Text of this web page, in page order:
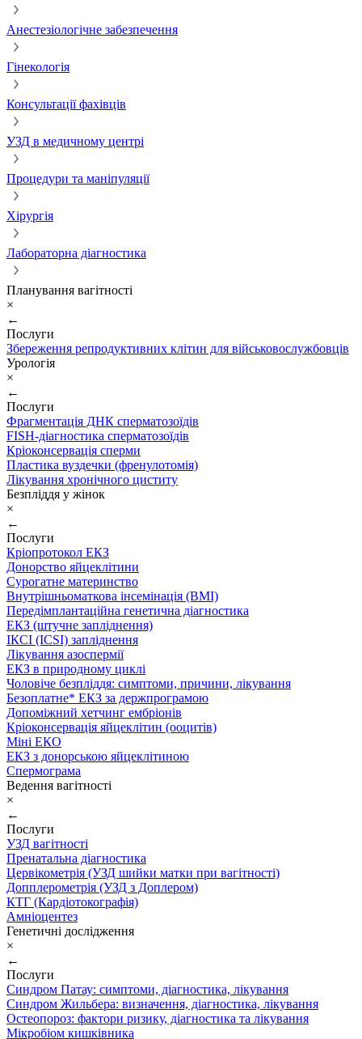
Анестезіологічне забезпечення
Гінекологія
Консультації фахівців
УЗД в медичному центрі
Процедури та маніпуляції
Хірургія
Лабораторна діагностика
Планування вагітності
×
←
Послуги
Збереження репродуктивних клітин для військовослужбовців
Урологія
×
←
Послуги
Фрагментація ДНК сперматозоїдів
FISH-діагностика сперматозоїдів
Кріоконсервація сперми
Пластика вуздечки (френулотомія)
Лікування хронічного циститу
Безпліддя у жінок
×
←
Послуги
Кріопротокол ЕКЗ
Донорство яйцеклітини
Сурогатне материнство
Внутрішньоматкова інсемінація (ВМІ)
Передімплантаційна генетична діагностика
ЕКЗ (штучне запліднення)
ІКСІ (ICSI) запліднення
Лікування азоспермії
ЕКЗ в природному циклі
Чоловіче безпліддя: симптоми, причини, лікування
Безоплатне* ЕКЗ за держпрограмою
Допоміжний хетчинг ембріонів
Кріоконсервація яйцеклітин (ооцитів)
Міні ЕКО
ЕКЗ з донорською яйцеклітиною
Спермограма
Ведення вагітності
×
←
Послуги
УЗД вагітності
Пренатальна діагностика
Цервікометрія (УЗД шийки матки при вагітності)
Допплерометрія (УЗД з Доплером)
КТГ (Кардіотокографія)
Амніоцентез
Генетичні дослідження
×
←
Послуги
Синдром Патау: симптоми, дiагностика, лiкування
Синдром Жильбера: визначення, діагностика, лікування
Остеопороз: фактори ризику, діагностика та лікування
Мікробіом кишківника